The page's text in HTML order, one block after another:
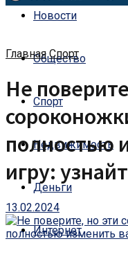
Новости
Общество
Спорт
Недвижимость
Деньги
Интернет
Главная Спорт
Не
полностью
игру:
13.02.2024